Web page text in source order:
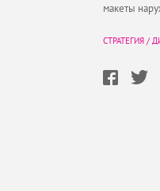
макеты
СТРАТЕГИЯ /